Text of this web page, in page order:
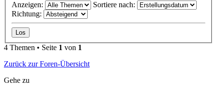
Anzeigen:
Sortiere nach:
Richtung:
4 Themen • Seite 1 von 1
Zurück zur Foren-Übersicht
Gehe zu